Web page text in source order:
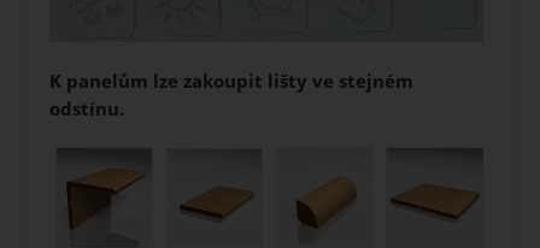
K panelům lze zakoupit lišty ve stejném
odstínu.